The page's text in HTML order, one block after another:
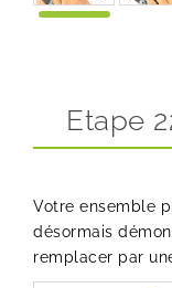
Etape
Votre ensemble
désormais
remplacer par